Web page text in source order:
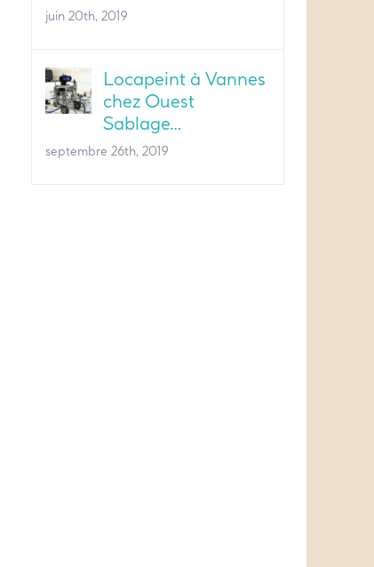
juin 20th, 2019
Locapeint à Vannes
chez Ouest
Sablage…
septembre 26th, 2019